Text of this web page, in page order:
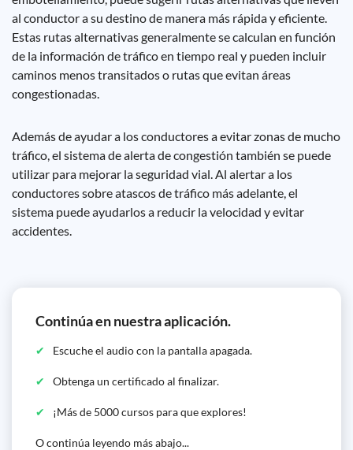
al conductor a su destino de manera más rápida y eficiente.
Estas rutas alternativas generalmente se calculan en función
de la información de tráfico en tiempo real y pueden incluir
caminos menos transitados o rutas que evitan áreas
congestionadas.
Además de ayudar a los conductores a evitar zonas de mucho
tráfico, el sistema de alerta de congestión también se puede
utilizar para mejorar la seguridad vial. Al alertar a los
conductores sobre atascos de tráfico más adelante, el
sistema puede ayudarlos a reducir la velocidad y evitar
accidentes.
Continúa en nuestra aplicación.
Escuche el audio con la pantalla apagada.
Obtenga un certificado al finalizar.
¡Más de 5000 cursos para que explores!
O continúa leyendo más abajo...